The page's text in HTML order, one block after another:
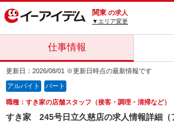
関東 の求人
▼エリア変更
仕事情報
更新日：2026/08/01 ※更新日時点の最新情報です
アルバイト パート
職種：すき家の店舗スタッフ（接客・調理・清掃など）
すき家 245号日立久慈店の求人情報詳細（